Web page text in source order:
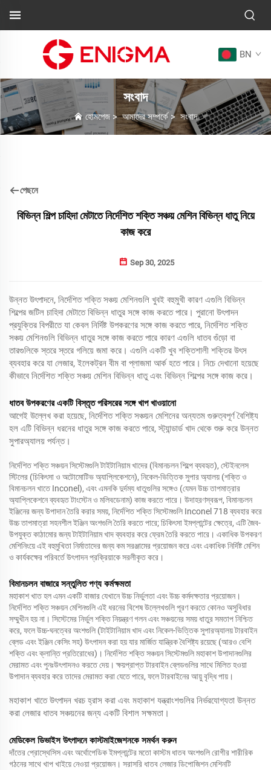
BN
সংবাদ
হোমপেজ >আমাদের সম্পর্কে>সংবাদ
পেছনে
বিভিন্ন শিল্প চাহিদা মেটাতে নির্দেশিত শক্তি সঞ্চয় মেশিন বিভিন্ন ধাতু নিয়ে
কাজ করে
Sep 30, 2025
উন্নত উৎপাদনে, নির্দেশিত শক্তি সঞ্চয় মেশিনগুলি খুবই বহুমুখী কারণ এগুলি বিভিন্ন
শিল্পের জটিল চাহিদা মেটাতে বিভিন্ন ধাতুর সঙ্গে কাজ করতে পারে। পুরানো উৎপাদন
প্রযুক্তির বিপরীতে যা কেবল নির্দিষ্ট উপকরণের সঙ্গে কাজ করতে পারে, নির্দেশিত শক্তি
সঞ্চয় মেশিনগুলি বিভিন্ন ধাতুর সঙ্গে কাজ করতে পারে কারণ এগুলি ধাতব গুঁড়ো বা
তারগুলিকে স্তরে স্তরে গলিয়ে জমা করে। এগুলি একটি খুব শক্তিশালী শক্তির উৎস
ব্যবহার করে যা লেজার, ইলেকট্রন বীম বা প্লাজমা আর্ক হতে পারে। নিচে দেখানো হয়েছে
কীভাবে নির্দেশিত শক্তি সঞ্চয় মেশিন বিভিন্ন ধাতু এবং বিভিন্ন শিল্পের সঙ্গে কাজ করে।
ধাতব উপকরণের একটি বিস্তৃত পরিসরের সঙ্গে খাপ খাওয়ানো
আগেই উল্লেখ করা হয়েছে, নির্দেশিত শক্তি সঞ্চয়ন মেশিনের অন্যতম গুরুত্বপূর্ণ বৈশিষ্ট্য
হল এটি বিভিন্ন ধরনের ধাতুর সঙ্গে কাজ করতে পারে, স্ট্যান্ডার্ড খাদ থেকে শুরু করে উন্নত
সুপারঅ্যালয় পর্যন্ত।
নির্দেশিত শক্তি সঞ্চয়ন সিস্টেমগুলি টাইটানিয়াম খাদের (বিমানচলন শিল্পে ব্যবহৃত), স্টেইনলেস
স্টিলের (চিকিৎসা ও অটোমোটিভ অ্যাপ্লিকেশনে), নিকেল-ভিত্তিক সুপার অ্যালয় (শক্তি ও
বিমানচলন খাতে Inconel), এবং এমনকি দুর্দম্য ধাতুগুলির সঙ্গেও (যেমন উচ্চ তাপমাত্রার
অ্যাপ্লিকেশনে ব্যবহৃত টাংস্টেন ও মলিবডেনাম) কাজ করতে পারে। উদাহরণস্বরূপ, বিমানচলন
ইঞ্জিনের জন্য উপাদান তৈরি করার সময়, নির্দেশিত শক্তি সিস্টেমগুলি Inconel 718 ব্যবহার করে
উচ্চ তাপমাত্রা সহনশীল ইঞ্জিন অংশগুলি তৈরি করতে পারে; চিকিৎসা ইমপ্লান্টের ক্ষেত্রে, এটি জৈব-
উপযুক্ত কাঠামোর জন্য টাইটানিয়াম খাদ ব্যবহার করে ফ্রেম তৈরি করতে পারে। একাধিক উপকরণ
মেশিনিংয়ে এই বহুমুখিতা নির্মাতাদের জন্য কম সরঞ্জামের প্রয়োজন করে এবং একাধিক নির্দিষ্ট মেশিন
ও কার্যকক্ষের পরিবর্তে উৎপাদন প্রক্রিয়াকে সরলীকৃত করে।
বিমানচলন বাজারে সন্তুলিত পণ্য কর্মক্ষমতা
মহাকাশ খাত হল এমন একটি বাজার যেখানে উচ্চ নির্ভুলতা এবং উচ্চ কর্মদক্ষতার প্রয়োজন।
নির্দেশিত শক্তি সঞ্চয়ন মেশিনগুলি এই ধরনের বিশেষ উল্লেখগুলি পূরণ করতে কোনও অসুবিধার
সম্মুখীন হয় না। সিস্টেমের নির্ভুল শক্তি নিয়ন্ত্রণ গলন এবং সঞ্চয়নের সময় ধাতুর সমতাপ নিশ্চিত
করে, ফলে উচ্চ-ঘনত্বের অংশগুলি (টাইটানিয়াম খাদ এবং নিকেল-ভিত্তিক সুপারঅ্যালয় টারবাইন
ব্লেড এবং ইঞ্জিন কেসিং সহ) উৎপাদন করা হয় যার মার্জিত যান্ত্রিক বৈশিষ্ট্য রয়েছে (আরও বেশি
শক্তি এবং ক্লান্তি প্রতিরোধের)। নির্দেশিত শক্তি সঞ্চয়ন সিস্টেমগুলি মহাকাশ উপাদানগুলির
মেরামত এবং পুনঃউৎপাদনও করতে দেয়। ক্ষয়প্রাপ্ত টারবাইন ব্লেডগুলির সাথে মিলিত হওয়া
উপাদান ব্যবহার করে তাদের মেরামত করা যেতে পারে, ফলে টারবাইনের আয়ু বৃদ্ধি পায়।
মহাকাশ খাতে উৎপাদন খরচ হ্রাস করা এবং মহাকাশ যন্ত্রাংশগুলির নির্ভরযোগ্যতা উন্নত
করা লেজার ধাতব সঞ্চয়নের জন্য একটি বিশাল সক্ষমতা।
মেডিকেল ডিভাইস উৎপাদনে কাস্টমাইজেশনকে সমর্থন করুন
দাঁতের প্রোস্থেসিস এবং অর্থোপেডিক ইমপ্লান্টের মতো কাস্টম ধাতব অংশগুলি রোগীর শারীরিক
গঠনের সাথে খাপ খাইয়ে নেওয়া প্রয়োজন। সরাসরি ধাতব লেজার ডিপোজিশন মেশিনটি